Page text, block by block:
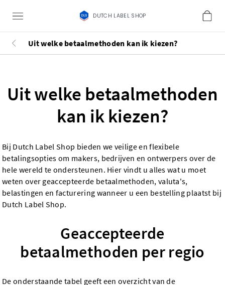
DUTCH LABEL SHOP
Uit welke betaalmethoden kan ik kiezen?
Uit welke betaalmethoden
kan ik kiezen?
Bij Dutch Label Shop bieden we veilige en flexibele
betalingsopties om makers, bedrijven en ontwerpers over de
hele wereld te ondersteunen. Hier vindt u alles wat u moet
weten over geaccepteerde betaalmethoden, valuta's,
belastingen en facturering wanneer u een bestelling plaatst bij
Dutch Label Shop.
Geaccepteerde
betaalmethoden per regio
De onderstaande tabel geeft een overzicht van de